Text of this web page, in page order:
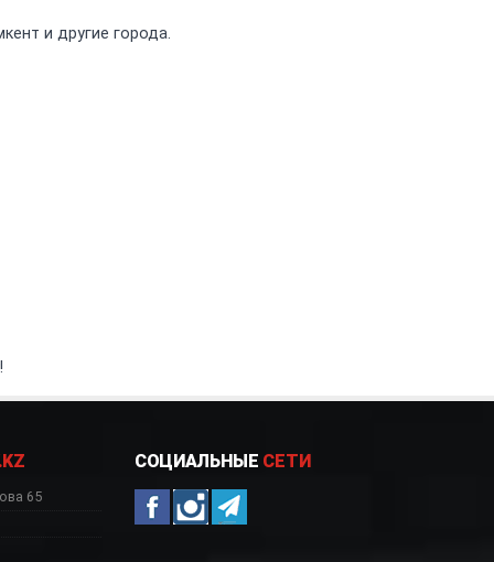
и другие города.
65
СОЦИАЛЬНЫЕ СЕТИ